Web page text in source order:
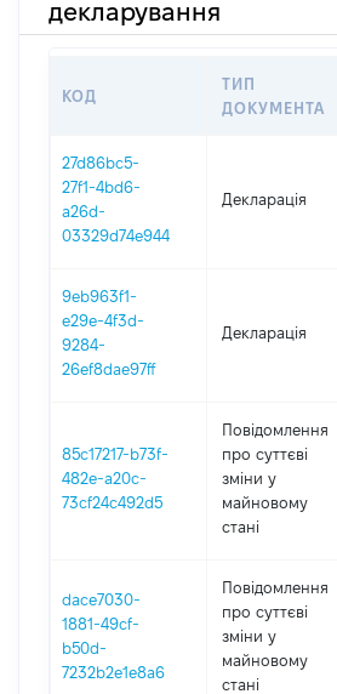
декларування
КОД
ТИП
ДОКУМЕНТА
27d86bc5-
27f1-4bd6-
a26d-
03329d74e944
Декларація
9eb963f1-
e29e-4f3d-
9284-
26ef8dae97ff
Декларація
85c17217-b73f-
482e-a20c-
73cf24c492d5
Повідомлення
про суттєві
зміни y
майновому
стані
dace7030-
1881-49cf-
b50d-
7232b2e1e8a6
Повідомлення
про суттєві
зміни y
майновому
стані